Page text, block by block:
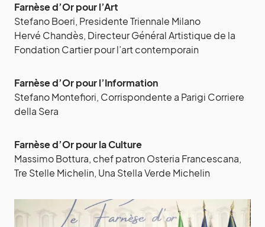
Farnèse d’Or pour l’Art
Stefano Boeri, Presidente Triennale Milano
Hervé Chandès, Directeur Général Artistique de la
Fondation Cartier pour l’art contemporain
Farnèse d’Or pour l’Information
Stefano Montefiori, Corrispondente a Parigi Corriere
della Sera
Farnèse d’Or pour la Culture
Massimo Bottura, chef patron Osteria Francescana,
Tre Stelle Michelin, Una Stella Verde Michelin